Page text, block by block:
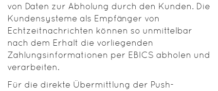
von Daten zur Abholung durch den Kunden. Die
Kundensysteme als Empfänger von
Echtzeitnachrichten können so unmittelbar
nach dem Erhalt die vorliegenden
Zahlungsinformationen per EBICS abholen und
verarbeiten.
Für die direkte Übermittlung der Push-